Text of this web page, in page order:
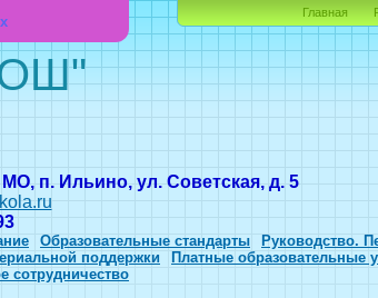
Главная
п. Ильино, ул. Советская, д. 5
Образовательные стандарты
Руководство.
поддержки
Платные образовательные
сотрудничество